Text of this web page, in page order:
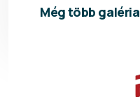
Még több galéria